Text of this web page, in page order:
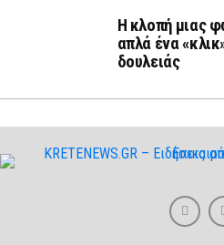
Η κλοπή μιας
απλά ένα
δουλειάς